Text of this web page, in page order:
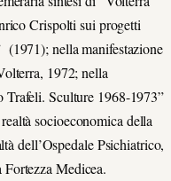
Crispolti sui progetti
nella manifestazione
1972; nella
Sculture 1968-1973”
socioeconomica della
dell’Ospedale Psichiatrico,
Fortezza Medicea.